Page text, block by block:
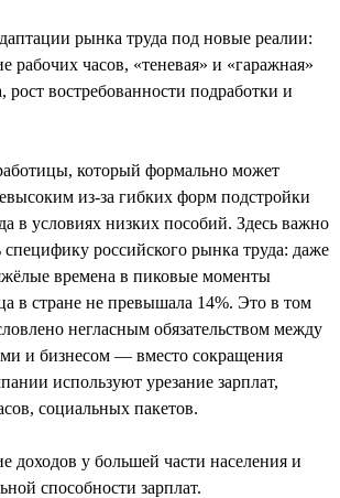
рынка труда под новые реалии:
рабочих часов, «теневая» и «гаражная»
рост востребованности подработки и
который формально может
из-за гибких форм подстройки
в условиях низких пособий. Здесь важно
специфику российского рынка труда: даже
времена в пиковые моменты
в стране не превышала 14%. Это в том
негласным обязательством между
и бизнесом — вместо сокращения
используют урезание зарплат,
социальных пакетов.
доходов у большей части населения и
способности зарплат.